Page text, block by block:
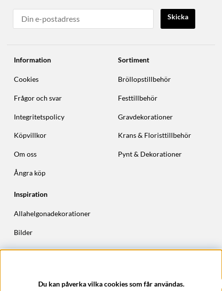
Skicka
Information
Cookies
Frågor och svar
Integritetspolicy
Köpvillkor
Om oss
Ångra köp
Sortiment
Bröllopstillbehör
Festtillbehör
Gravdekorationer
Krans & Floristtillbehör
Pynt & Dekorationer
Inspiration
Allahelgonadekorationer
Bilder
Höstkransar
Du kan påverka vilka cookies som får användas.